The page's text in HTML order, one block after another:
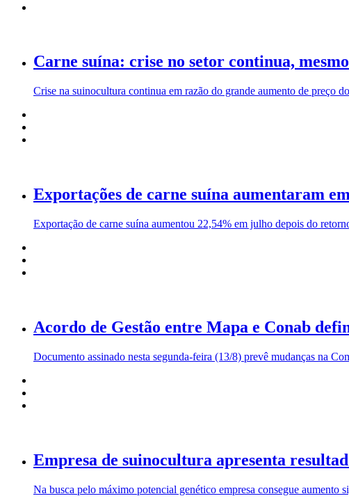
Carne suína: crise no setor continua,
Crise na suinocultura continua em razão do grande aumento de preço
Exportações de carne suína aumentaram
Exportação de carne suína aumentou 22,54% em julho depois do
Acordo de Gestão entre Mapa e Conab
Documento assinado nesta segunda-feira (13/8) prevê mudanças na
Empresa de suinocultura apresenta
Na busca pelo máximo potencial genético empresa consegue aumento